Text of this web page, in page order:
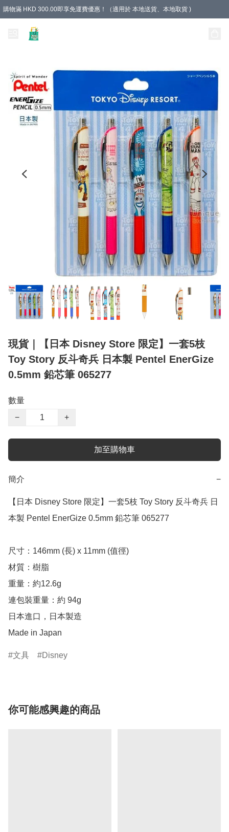
購物滿 HKD 300.00即享免運費優惠！（適用於 本地送貨、本地取貨 )
現貨｜【日本 Disney Store 限定】一套5枝
Toy Story 反斗奇兵 日本製 Pentel EnerGize
0.5mm 鉛芯筆 065277
數量
−
+
加至購物車
簡介 −
【日本 Disney Store 限定】一套5枝 Toy Story 反斗奇兵 日
本製 Pentel EnerGize 0.5mm 鉛芯筆 065277
尺寸：146mm (長) x 11mm (值徑)
材質：樹脂
重量：約12.6g
連包裝重量：約 94g
日本進口，日本製造
Made in Japan
文具 Disney
你可能感興趣的商品